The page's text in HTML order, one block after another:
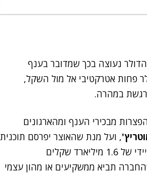
נעוצה בכך שמדובר בענף
פחות אטרקטיבי אל מול השקל,
במהרה.
מבכירי הענף ומהארגונים
, ועל מנת שהאוצר יפרסם תוכנית
, כוללת סיוע מיידי של 1.6 מיליארד שקלים
תביא ממשקיעים או מהון עצמי